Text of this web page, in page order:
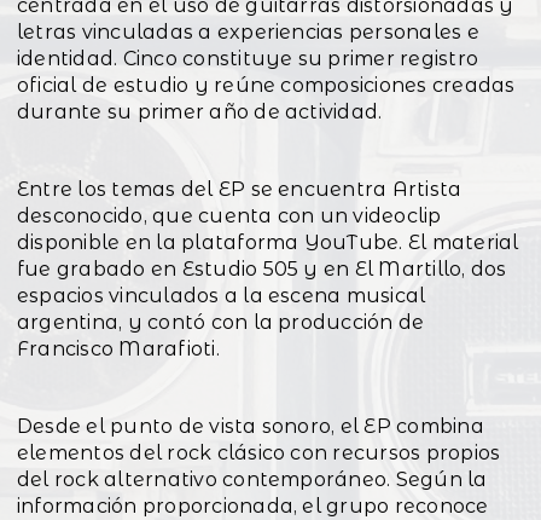
centrada en el uso de guitarras distorsionadas y
letras vinculadas a experiencias personales e
identidad. Cinco constituye su primer registro
oficial de estudio y reúne composiciones creadas
durante su primer año de actividad.
Entre los temas del EP se encuentra Artista
desconocido, que cuenta con un videoclip
disponible en la plataforma YouTube. El material
fue grabado en Estudio 505 y en El Martillo, dos
espacios vinculados a la escena musical
argentina, y contó con la producción de
Francisco Marafioti.
Desde el punto de vista sonoro, el EP combina
elementos del rock clásico con recursos propios
del rock alternativo contemporáneo. Según la
información proporcionada, el grupo reconoce